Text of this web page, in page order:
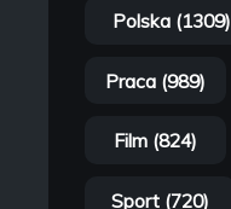
Polska (1309)
Praca (989)
Film (824)
Sport (720)